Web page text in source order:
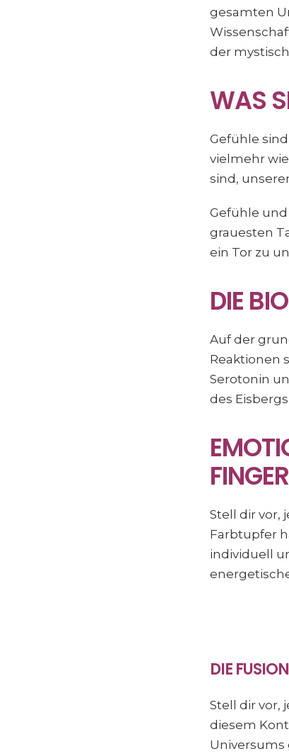
gesamten
der
WAS
Gefühle
vielmehr
sind,
Gefühle und
grauesten
ein Tor zu
DIE
Auf der
Reaktionen
Serotonin
des
Stell dir vor,
Farbtupfer
individuell
DIE
Stell dir vor,
diesem
Universums